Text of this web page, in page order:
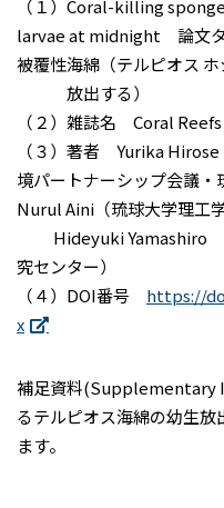
（１）Coral-killing sponge
larvae at midnight 論文タ
被覆性海綿（テルピオス
放出する）
（２）雑誌名 Coral Reefs
（３）著者 Yurika
境パートナーシップ会議
Nurul Aini（琉球大学理工学
Hideyuki Yamashiro 山
究センター）
（４）DOI番号 https://
x
補足資料(Supplementary
るテルピオス海綿の幼生
ます。